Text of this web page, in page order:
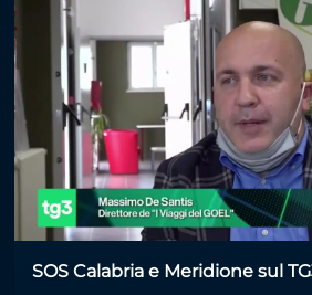
SOS Calabria e Meridione sul